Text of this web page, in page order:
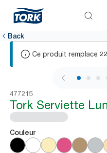
Back
Ce produit remplace
1 /
477215
Tork Serviette
Couleur